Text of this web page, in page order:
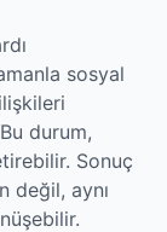
sosyal
durum,
Sonuç
değil, aynı